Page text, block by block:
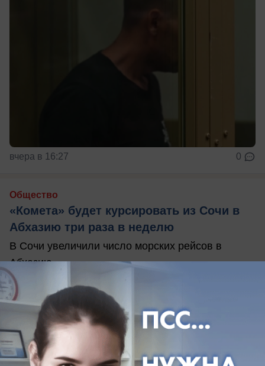
вчера в 16:27 0
Общество
«Комета» будет курсировать из Сочи в
Абхазию три раза в неделю
В Сочи увеличили число морских рейсов в
Абхазию